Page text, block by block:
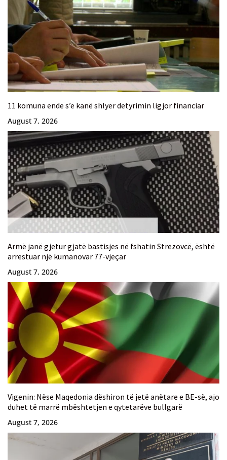
11 komuna ende s’e kanë shlyer detyrimin ligjor financiar
August 7, 2026
Armë janë gjetur gjatë bastisjes në fshatin Strezovcë, është
arrestuar një kumanovar 77-vjeçar
August 7, 2026
Vigenin: Nëse Maqedonia dëshiron të jetë anëtare e BE-së, ajo
duhet të marrë mbështetjen e qytetarëve bullgarë
August 7, 2026